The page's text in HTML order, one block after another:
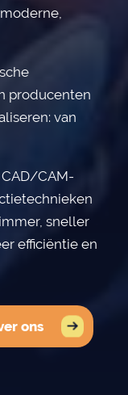
producenten
van
CAM-
sneller
efficiëntie en
ons